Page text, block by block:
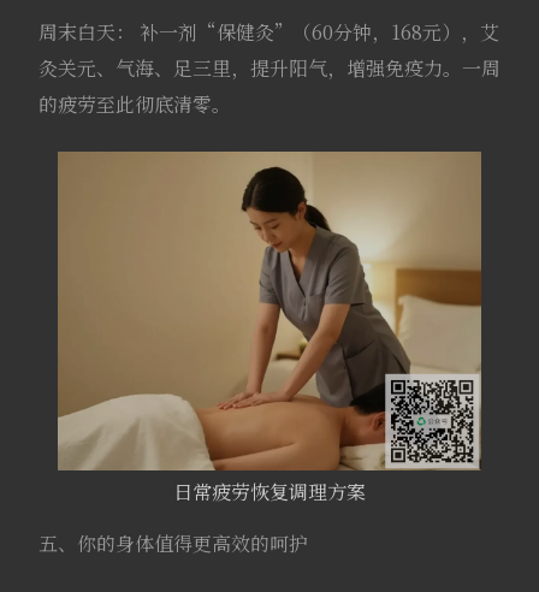
周末白天： 补一剂“保健灸”（60分钟，168元），艾
灸关元、气海、足三里，提升阳气，增强免疫力。一周
的疲劳至此彻底清零。
日常疲劳恢复调理方案
五、你的身体值得更高效的呵护